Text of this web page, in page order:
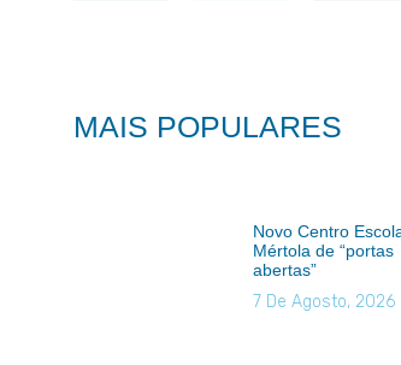
MAIS POPULARES
Novo Centro
Mértola de “portas
abertas”
7 De Agosto, 2026